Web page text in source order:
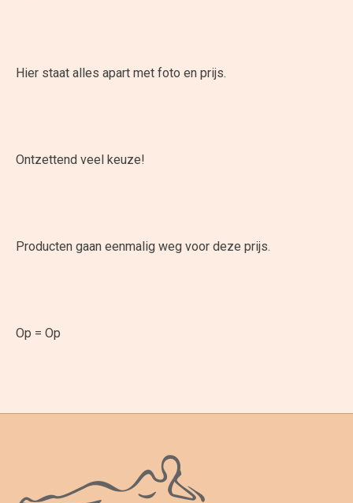
Hier staat alles apart met foto en prijs.
Ontzettend veel keuze!
Producten gaan eenmalig weg voor deze prijs.
Op = Op